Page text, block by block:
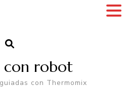
con robot
con Thermomix